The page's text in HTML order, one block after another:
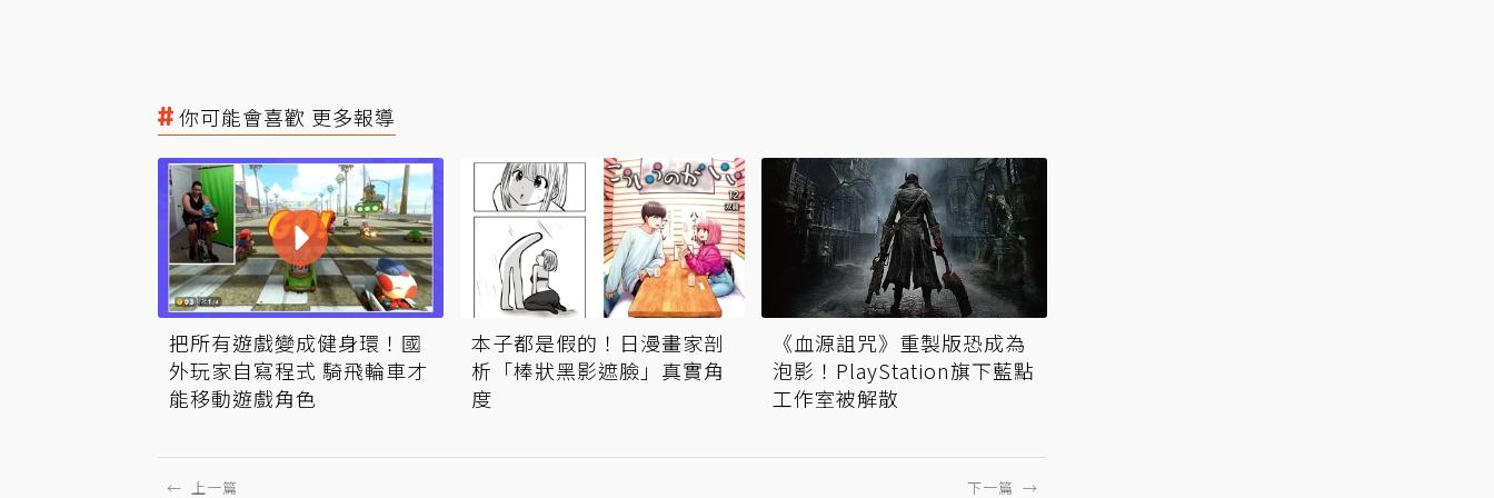
你可能會喜歡 更多報導
把所有遊戲變成健身環！國
外玩家自寫程式 騎飛輪車才
能移動遊戲角色
本子都是假的！日漫畫家剖
析「棒狀黑影遮臉」真實角
度
《血源詛咒》重製版恐成為
泡影！PlayStation旗下藍點
工作室被解散
← 上一篇 下一篇 →